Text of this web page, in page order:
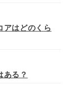
アはどのくら
ある？